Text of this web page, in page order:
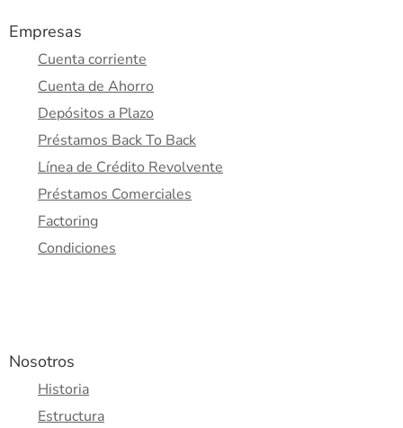
Empresas
Cuenta corriente
Cuenta de Ahorro
Depósitos a Plazo
Préstamos Back To Back
Línea de Crédito Revolvente
Préstamos Comerciales
Factoring
Condiciones
Nosotros
Historia
Estructura